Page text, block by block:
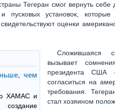
Тегеран смог вернуть себе
пусковых установок, которые
оценки
чем
ХАМАС и
Сложившаяся
вызывает
президента США
согласиться на
требования.
стал хозяином